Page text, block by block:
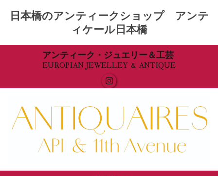
日本橋のアンティークショップ アンテ
ィケール日本橋
アンティーク・ジュエリー＆工芸
EUROPIAN JEWELLEY ＆ ANTIQUE